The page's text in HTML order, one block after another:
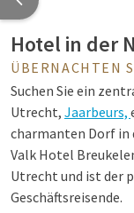
Hotel in der
ÜBERNACHTEN
Suchen Sie ein
Utrecht, Jaarbeurs,
charmanten Dorf in
Valk Hotel
Utrecht und ist der
Geschäftsreisende.